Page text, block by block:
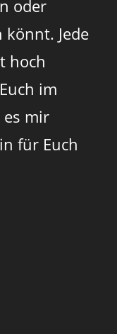
oder
Jede
hoch
im
es mir
für Euch